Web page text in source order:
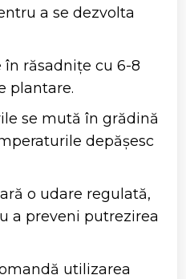
a se dezvolta
în răsadnițe cu 6-8
plantare.
se mută în grădină
depășesc
o udare regulată,
a preveni putrezirea
utilizarea